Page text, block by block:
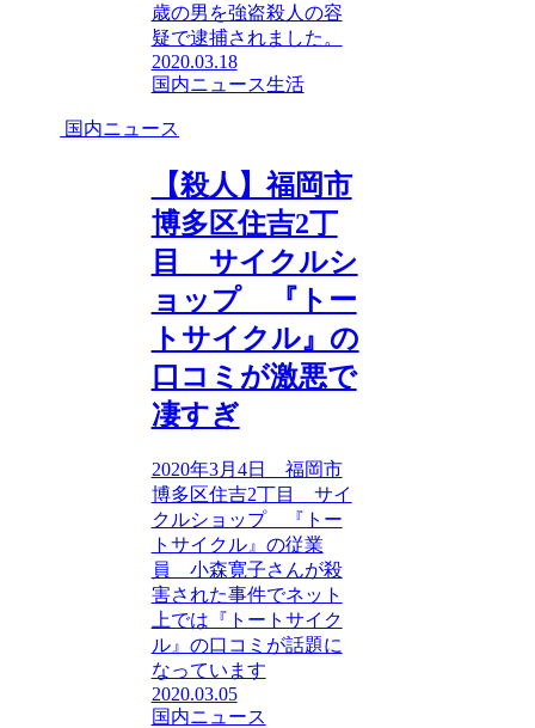
歳の男を強盗殺人の容
疑で逮捕されました。
2020.03.18
国内ニュース生活
国内ニュース
【殺人】福岡市
博多区住吉2丁
目 サイクルシ
ョップ 『トー
トサイクル』の
口コミが激悪で
凄すぎ
2020年3月4日 福岡市
博多区住吉2丁目 サイ
クルショップ 『トー
トサイクル』の従業
員 小森寛子さんが殺
害された事件でネット
上では『トートサイク
ル』の口コミが話題に
なっています
2020.03.05
国内ニュース